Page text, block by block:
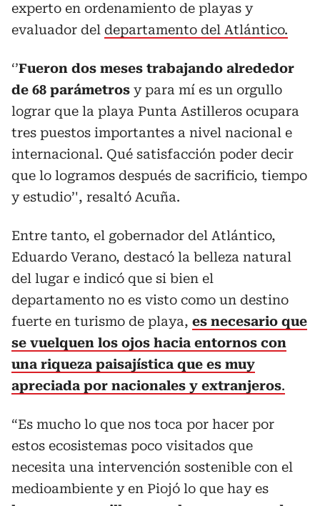
experto en ordenamiento de playas y
evaluador del departamento del Atlántico.
‘’Fueron dos meses trabajando alrededor
de 68 parámetros y para mí es un orgullo
lograr que la playa Punta Astilleros ocupara
tres puestos importantes a nivel nacional e
internacional. Qué satisfacción poder decir
que lo logramos después de sacrificio, tiempo
y estudio’', resaltó Acuña.
Entre tanto, el gobernador del Atlántico,
Eduardo Verano, destacó la belleza natural
del lugar e indicó que si bien el
departamento no es visto como un destino
fuerte en turismo de playa, es necesario que
se vuelquen los ojos hacia entornos con
una riqueza paisajística que es muy
apreciada por nacionales y extranjeros.
“Es mucho lo que nos toca por hacer por
estos ecosistemas poco visitados que
necesita una intervención sostenible con el
medioambiente y en Piojó lo que hay es